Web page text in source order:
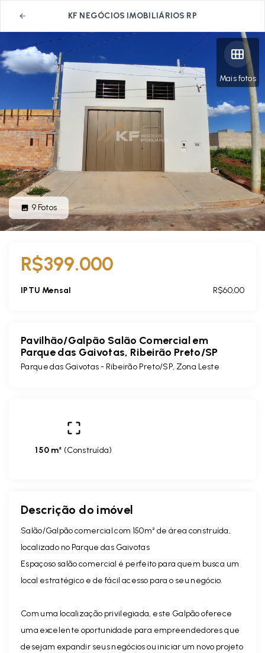
KF NEGÓCIOS IMOBILIÁRIOS RP
Mais fotos
9 Fotos
R$399.000
IPTU Mensal R$60,00
Pavilhão/Galpão Salão Comercial em
Parque das Gaivotas, Ribeirão Preto/SP
Parque das Gaivotas - Ribeirão Preto/SP, Zona Leste
150 m² (Construída)
Descrição do imóvel
Salão/Galpão comercial com 150m² de área construída,
localizado no Parque das Gaivotas
Espaçoso salão comercial é perfeito para quem busca um
local estratégico e de fácil acesso para o seu negócio.
Com uma localização privilegiada, este Galpão oferece
uma excelente oportunidade para empreendedores que
desejam expandir seus negócios ou iniciar um novo projeto